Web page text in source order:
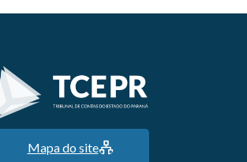
Mapa do site